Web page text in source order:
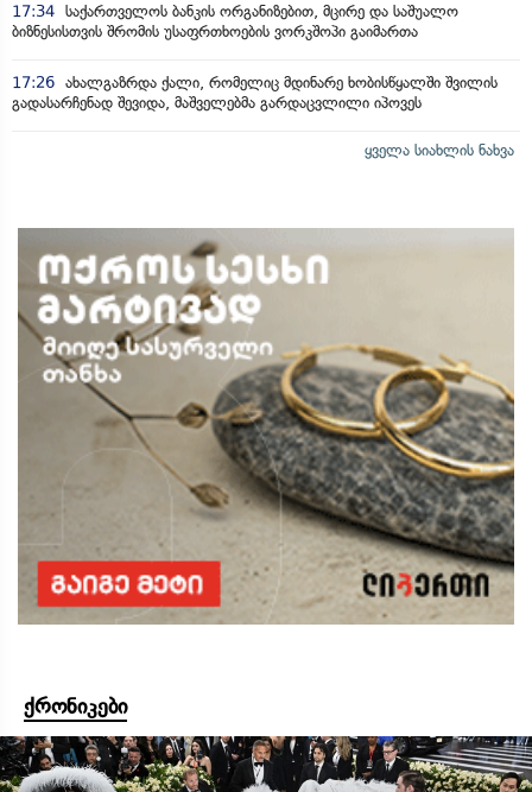
17:34 საქართველოს ბანკის ორგანიზებით, მცირე და საშუალო
ბიზნესისთვის შრომის უსაფრთხოების ვორკშოპი გაიმართა
17:26 ახალგაზრდა ქალი, რომელიც მდინარე ხობისწყალში შვილის
გადასარჩენად შევიდა, მაშველებმა გარდაცვლილი იპოვეს
ყველა სიახლის ნახვა
ქრონიკები